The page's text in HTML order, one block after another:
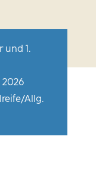
und 1.
2026
Allg.